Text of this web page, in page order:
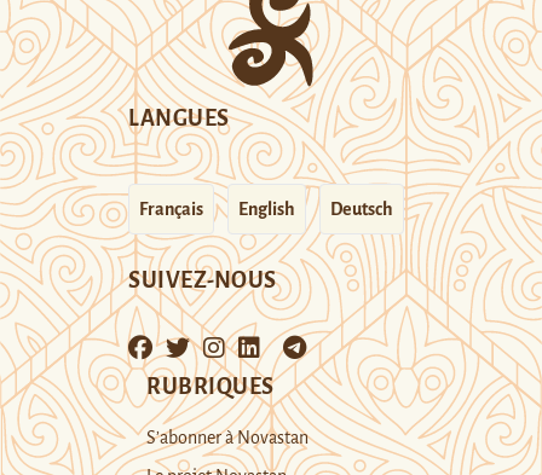
LANGUES
Français English Deutsch
SUIVEZ-NOUS
RUBRIQUES
S’abonner à Novastan